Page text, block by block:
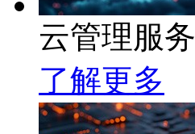
云管理服务
了解更多